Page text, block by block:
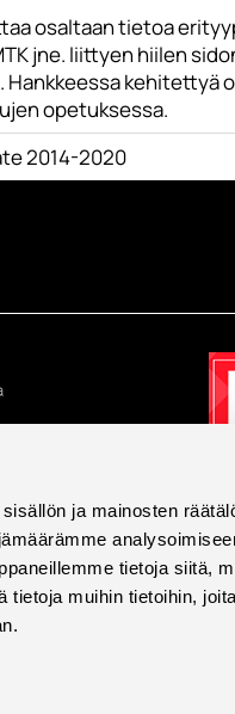
ja mainosten
tietoja siitä,
tietoja muihin tietoihin,
osaltaan tietoa
jne. liittyen hiilen
Hankkeessa
opetuksessa.
2014-2020